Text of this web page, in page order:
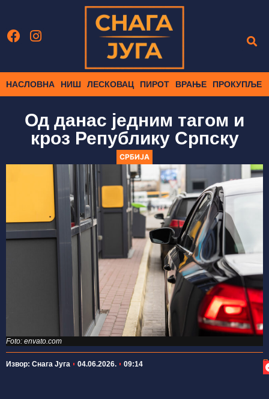
НАСЛОВНА НИШ ЛЕСКОВАЦ ПИРОТ ВРАЊЕ ПРОКУПЉЕ
Од данас једним тагом и
кроз Републику Српску
СРБИЈА
Foto: envato.com
Извор: Снага Југа 04.06.2026. 09:14